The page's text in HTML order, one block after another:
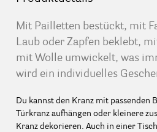
Mit Pailletten bestückt, mit
Laub oder Zapfen beklebt,
mit Wolle umwickelt, was
wird ein individuelles
Du kannst den Kranz mit passenden
Türkranz aufhängen oder kleinere
Kranz dekorieren. Auch in einer